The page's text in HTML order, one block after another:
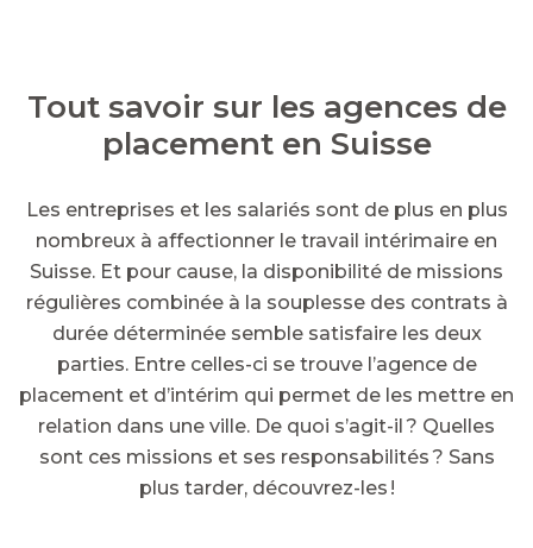
Tout savoir sur les agences de
placement en Suisse
Les entreprises et les salariés sont de plus en plus
nombreux à affectionner le travail intérimaire en
Suisse. Et pour cause, la disponibilité de missions
régulières combinée à la souplesse des contrats à
durée déterminée semble satisfaire les deux
parties. Entre celles-ci se trouve l’agence de
placement et d’intérim qui permet de les mettre en
relation dans une ville. De quoi s’agit-il ? Quelles
sont ces missions et ses responsabilités ? Sans
plus tarder, découvrez-les !